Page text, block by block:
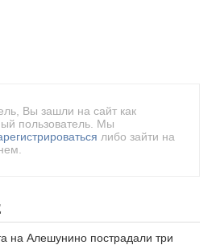
Вы зашли на сайт как
пользователь. Мы
либо зайти на
на Алешунино пострадали три